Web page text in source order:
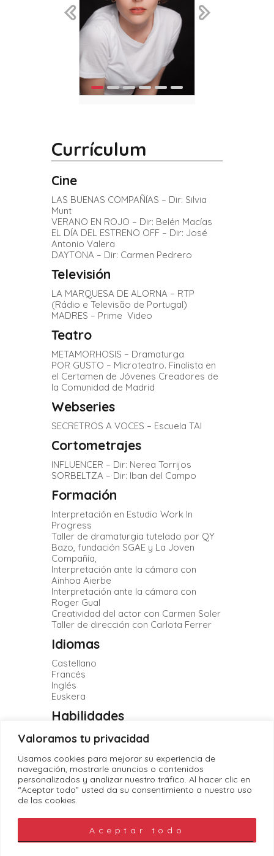
Valoramos tu privacidad
Usamos cookies para mejorar su experiencia de
navegación, mostrarle anuncios o contenidos
personalizados y analizar nuestro tráfico. Al hacer clic en
“Aceptar todo” usted da su consentimiento a nuestro uso
de las cookies.
Aceptar todo
Currículum
Cine
LAS BUENAS COMPAÑÍAS – Dir: Silvia
Munt
VERANO EN ROJO – Dir: Belén Macías
EL DÍA DEL ESTRENO OFF – Dir: José
Antonio Valera
DAYTONA – Dir: Carmen Pedrero
Televisión
LA MARQUESA DE ALORNA – RTP
(Rádio e Televisão de Portugal)
MADRES – Prime Video
Teatro
METAMORHOSIS – Dramaturga
POR GUSTO – Microteatro. Finalista en
el Certamen de Jóvenes Creadores de
la Comunidad de Madrid
Webseries
SECRETROS A VOCES – Escuela TAI
Cortometrajes
INFLUENCER – Dir: Nerea Torrijos
SORBELTZA – Dir: Iban del Campo
Formación
Interpretación en Estudio Work In
Progress
Taller de dramaturgia tutelado por QY
Bazo, fundación SGAE y La Joven
Compañía,
Interpretación ante la cámara con
Ainhoa Aierbe
Interpretación ante la cámara con
Roger Gual
Creatividad del actor con Carmen Soler
Taller de dirección con Carlota Ferrer
Idiomas
Castellano
Francés
Inglés
Euskera
Habilidades
Natación
Bicicleta
Canto
Baile flamenco